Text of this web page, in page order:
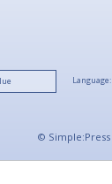
Language:
© Simple:Press